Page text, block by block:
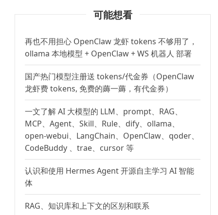
可能想看
再也不用担心 OpenClaw 龙虾 tokens 不够用了，
ollama 本地模型 + OpenClaw + WS 机器人 部署
国产热门模型注册送 tokens/代金券（OpenClaw
龙虾费 tokens, 免费的薅一薅，有代金券）
一文了解 AI 大模型的 LLM、prompt、RAG、
MCP、Agent、Skill、Rule、dify、ollama、
open-webui、LangChain、OpenClaw、qoder、
CodeBuddy 、trae、cursor 等
认识和使用 Hermes Agent 开源自主学习 AI 智能
体
RAG、知识库和上下文的区别和联系